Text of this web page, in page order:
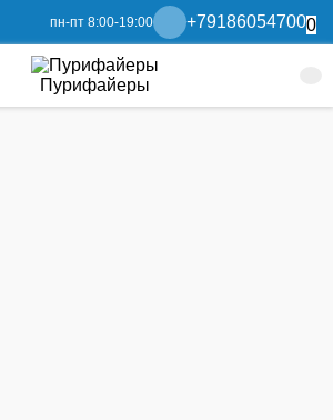
пн-пт 8:00-19:00 +791860547000
Пурифайеры